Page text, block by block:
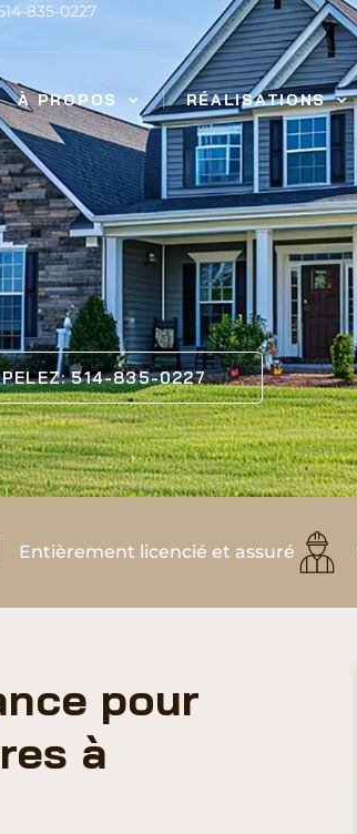
835-0227
À PROPOS RÉALISATIONS
514-835-0227
Entièrement licencié et assuré
pour
à